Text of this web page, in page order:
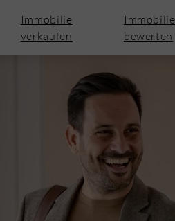
Immobilie
verkaufen
Immobilie
bewerten